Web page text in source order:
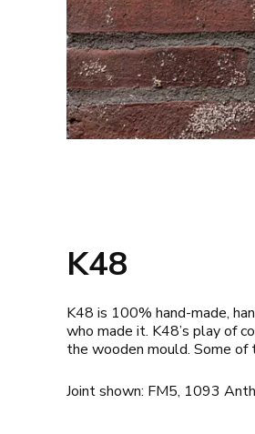
K48
K48 is 100% hand-made,
who made it. K48’s play of
the wooden mould. Some of
Joint shown: FM5, 1093